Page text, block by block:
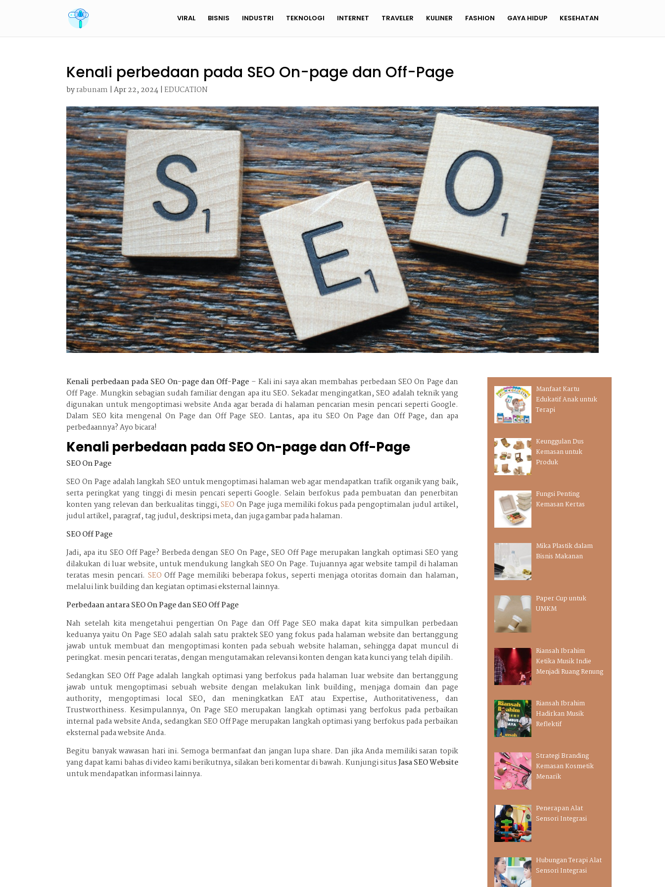
VIRAL BISNIS INDUSTRI TEKNOLOGI INTERNET TRAVELER KULINER FASHION GAYA HIDUP KESEHATAN
Kenali perbedaan pada SEO On-page dan Off-Page
byrabunam |Apr 22, 2024 |EDUCATION
Kenali perbedaan pada SEO On-page dan Off-Page – Kali ini saya akan membahas perbedaan SEO On Page dan
Off Page. Mungkin sebagian sudah familiar dengan apa itu SEO. Sekadar mengingatkan, SEO adalah teknik yang
digunakan untuk mengoptimasi website Anda agar berada di halaman pencarian mesin pencari seperti Google.
Dalam SEO kita mengenal On Page dan Off Page SEO. Lantas, apa itu SEO On Page dan Off Page, dan apa
perbedaannya? Ayo bicara!
Kenali perbedaan pada SEO On-page dan Off-Page
SEO On Page
SEO On Page adalah langkah SEO untuk mengoptimasi halaman web agar mendapatkan trafik organik yang baik,
serta peringkat yang tinggi di mesin pencari seperti Google. Selain berfokus pada pembuatan dan penerbitan
konten yang relevan dan berkualitas tinggi,SEO On Page juga memiliki fokus pada pengoptimalan judul artikel,
judul artikel, paragraf, tag judul, deskripsi meta, dan juga gambar pada halaman.
SEO Off Page
Jadi, apa itu SEO Off Page? Berbeda dengan SEO On Page, SEO Off Page merupakan langkah optimasi SEO yang
dilakukan di luar website, untuk mendukung langkah SEO On Page. Tujuannya agar website tampil di halaman
teratas mesin pencari. SEO Off Page memiliki beberapa fokus, seperti menjaga otoritas domain dan halaman,
melalui link building dan kegiatan optimasi eksternal lainnya.
Perbedaan antara SEO On Page dan SEO Off Page
Nah setelah kita mengetahui pengertian On Page dan Off Page SEO maka dapat kita simpulkan perbedaan
keduanya yaitu On Page SEO adalah salah satu praktek SEO yang fokus pada halaman website dan bertanggung
jawab untuk membuat dan mengoptimasi konten pada sebuah website halaman, sehingga dapat muncul di
peringkat. mesin pencari teratas, dengan mengutamakan relevansi konten dengan kata kunci yang telah dipilih.
Sedangkan SEO Off Page adalah langkah optimasi yang berfokus pada halaman luar website dan bertanggung
jawab untuk mengoptimasi sebuah website dengan melakukan link building, menjaga domain dan page
authority, mengoptimasi local SEO, dan meningkatkan EAT atau Expertise, Authoritativeness, dan
Trustworthiness. Kesimpulannya, On Page SEO merupakan langkah optimasi yang berfokus pada perbaikan
internal pada website Anda, sedangkan SEO Off Page merupakan langkah optimasi yang berfokus pada perbaikan
eksternal pada website Anda.
Begitu banyak wawasan hari ini. Semoga bermanfaat dan jangan lupa share. Dan jika Anda memiliki saran topik
yang dapat kami bahas di video kami berikutnya, silakan beri komentar di bawah. Kunjungi situsJasa SEO Website
untuk mendapatkan informasi lainnya.
Manfaat Kartu
Edukatif Anak untuk
Terapi
Keunggulan Dus
Kemasan untuk
Produk
Fungsi Penting
Kemasan Kertas
Mika Plastik dalam
Bisnis Makanan
Paper Cup untuk
UMKM
Riansah Ibrahim
Ketika Musik Indie
Menjadi Ruang Renung
Riansah Ibrahim
Hadirkan Musik
Reflektif
Strategi Branding
Kemasan Kosmetik
Menarik
Penerapan Alat
Sensori Integrasi
Hubungan Terapi Alat
Sensori Integrasi